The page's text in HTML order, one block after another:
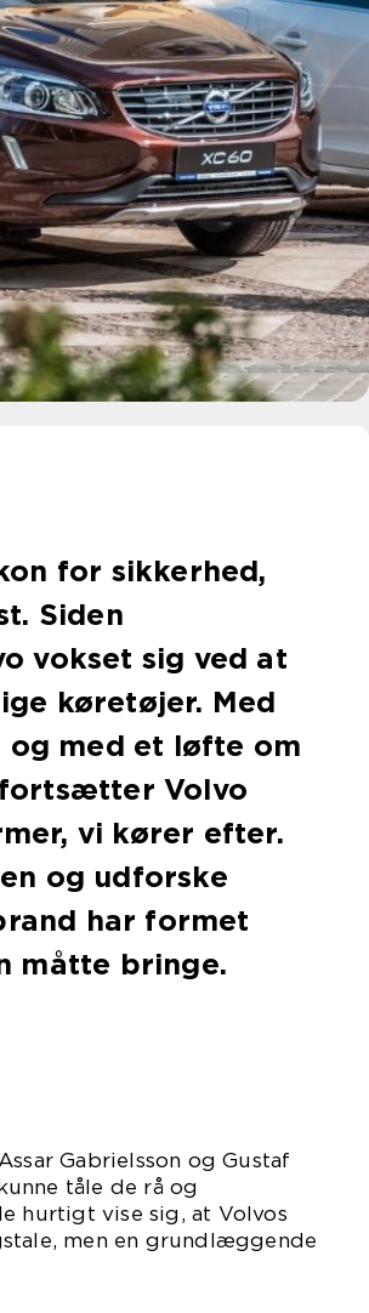
for sikkerhed,
Siden
vokset sig ved at
køretøjer. Med
og med et løfte om
Volvo
vi kører efter.
og udforske
har formet
måtte bringe.
Gabrielsson og Gustaf
tåle de rå og
hurtigt vise sig, at Volvos
men en grundlæggende